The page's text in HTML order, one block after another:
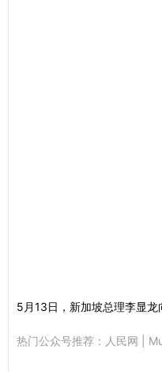
5月13日，新加坡总理李显龙
热门公众号推荐： 人民网